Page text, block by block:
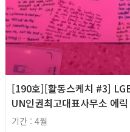
[190호][활동스케치 #3]
UN인권최고대표사무소 에
기간 : 4월